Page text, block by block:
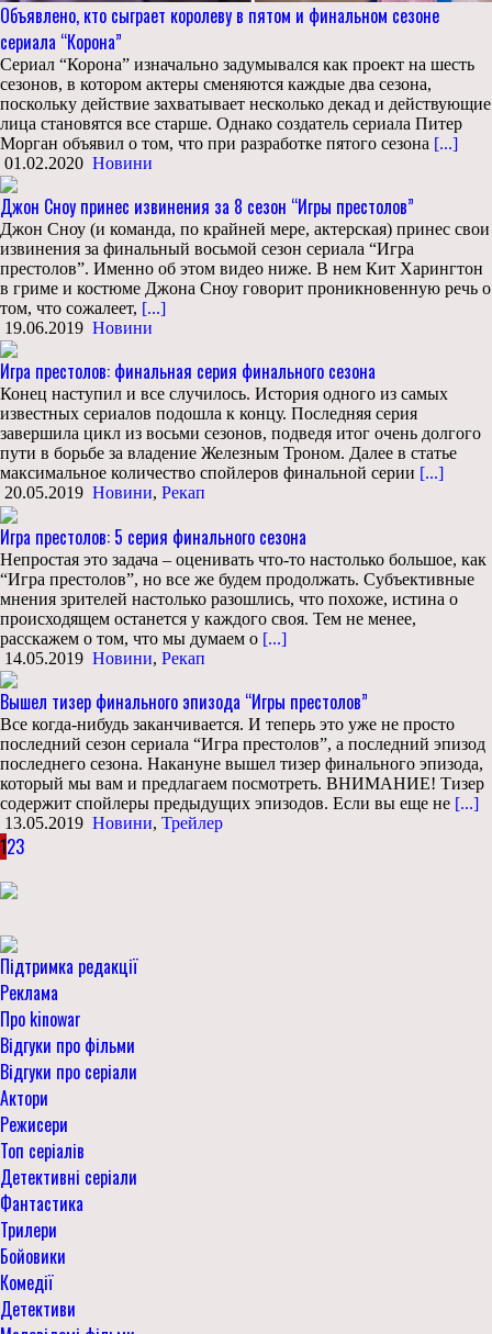
Объявлено, кто сыграет королеву в пятом и финальном сезоне
сериала “Корона”
Сериал “Корона” изначально задумывался как проект на шесть
сезонов, в котором актеры сменяются каждые два сезона,
поскольку действие захватывает несколько декад и действующие
лица становятся все старше. Однако создатель сериала Питер
Морган объявил о том, что при разработке пятого сезона [...]
01.02.2020 Новини
Джон Сноу принес извинения за 8 сезон “Игры престолов”
Джон Сноу (и команда, по крайней мере, актерская) принес свои
извинения за финальный восьмой сезон сериала “Игра
престолов”. Именно об этом видео ниже. В нем Кит Харингтон
в гриме и костюме Джона Сноу говорит проникновенную речь о
том, что сожалеет, [...]
19.06.2019 Новини
Игра престолов: финальная серия финального сезона
Конец наступил и все случилось. История одного из самых
известных сериалов подошла к концу. Последняя серия
завершила цикл из восьми сезонов, подведя итог очень долгого
пути в борьбе за владение Железным Троном. Далее в статье
максимальное количество спойлеров финальной серии [...]
20.05.2019 Новини, Рекап
Игра престолов: 5 серия финального сезона
Непростая это задача – оценивать что-то настолько большое, как
“Игра престолов”, но все же будем продолжать. Субъективные
мнения зрителей настолько разошлись, что похоже, истина о
происходящем останется у каждого своя. Тем не менее,
расскажем о том, что мы думаем о [...]
14.05.2019 Новини, Рекап
Вышел тизер финального эпизода “Игры престолов”
Все когда-нибудь заканчивается. И теперь это уже не просто
последний сезон сериала “Игра престолов”, а последний эпизод
последнего сезона. Накануне вышел тизер финального эпизода,
который мы вам и предлагаем посмотреть. ВНИМАНИЕ! Тизер
содержит спойлеры предыдущих эпизодов. Если вы еще не [...]
13.05.2019 Новини, Трейлер
123
Підтримка редакції
Реклама
Про kinowar
Відгуки про фільми
Відгуки про серіали
Актори
Режисери
Топ серіалів
Детективні серіали
Фантастика
Трилери
Бойовики
Комедії
Детективи